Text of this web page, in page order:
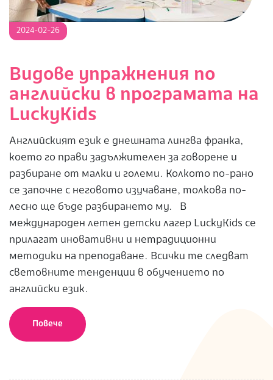
2024-
2024-02-26
Видове упражнения по
английски в програмата на
LuckyKids
Английският език е днешната лингва франка,
което го прави задължителен за говорене и
разбиране от малки и големи. Колкото по-рано
се започне с неговото изучаване, толкова по-
лесно ще бъде разбирането му. В
международен летен детски лагер LuckyKids се
прилагат иновативни и нетрадиционни
методики на преподаване. Всички те следват
световните тенденции в обучението по
английски език.
Повече